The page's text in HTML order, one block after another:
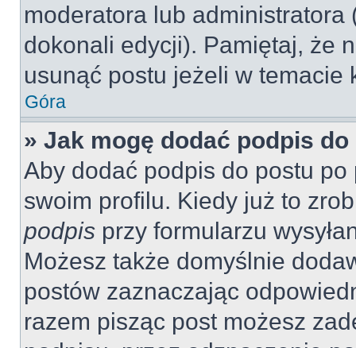
moderatora lub
dokonali edycji). Pamiętaj, że
usunąć postu jeżeli w temacie
Góra
» Jak mogę dodać podpis
Aby dodać podpis do postu
swoim profilu. Kiedy już to
podpis przy formularzu
Możesz także domyślnie
postów zaznaczając
razem pisząc post możesz